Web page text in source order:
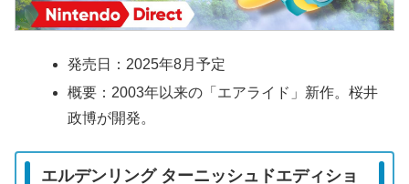
発売日：2025年8月予定
概要：2003年以来の「エアライド」新作。桜井
政博が開発。
エルデンリング ターニッシュドエディショ